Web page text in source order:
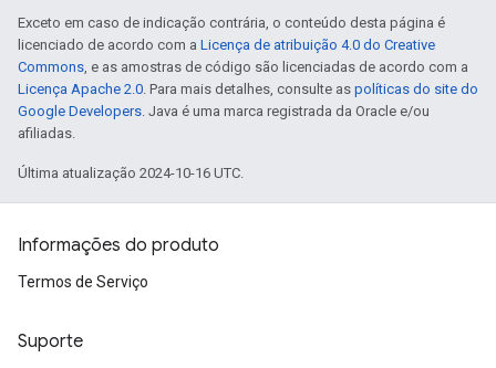
Exceto em caso de indicação contrária, o conteúdo desta página é
licenciado de acordo com a Licença de atribuição 4.0 do Creative
Commons, e as amostras de código são licenciadas de acordo com a
Licença Apache 2.0. Para mais detalhes, consulte as políticas do site do
Google Developers. Java é uma marca registrada da Oracle e/ou
afiliadas.
Última atualização 2024-10-16 UTC.
Informações do produto
Termos de Serviço
Suporte